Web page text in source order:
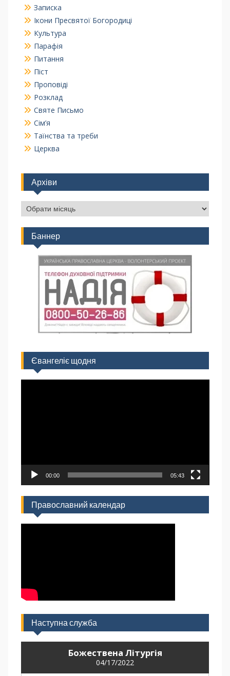
Записка
Ікони Пресвятої Богородиці
Культура
Парафія
Питання
Піст
Проповіді
Розклад
Святе Письмо
Сім’я
Таїнства та треби
Церква
Архіви
Баннер
Євангеліє щодня
00:00 05:43
Православний календар
Наступна служба
Божествена Літургія
04/17/2022